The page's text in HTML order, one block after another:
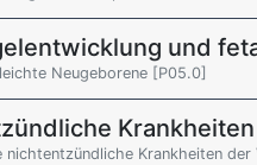
und
Neugeborene [P05.0]
nichtentzündliche Krankheiten